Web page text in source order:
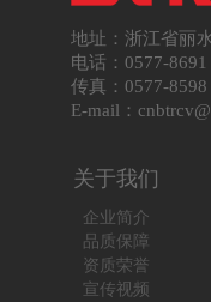
地址：浙江省丽
电话：0577-8691
传真：0577-8598
E-mail：
关于我们
企业简介
品质保障
资质荣誉
宣传视频